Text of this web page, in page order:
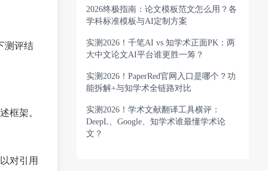
测评结
框架。
对引用
2026终极指南：论文模板范文怎么用？各
学科标准模板与AI定制方案
实测2026！千笔AI vs 知学术正面PK：两
大中文论文AI平台谁更胜一筹？
实测2026！PaperRed官网入口是哪个？功
能拆解+与知学术全链路对比
实测2026！学术文献翻译工具横评：
DeepL、Google、知学术谁最懂学术论
文？